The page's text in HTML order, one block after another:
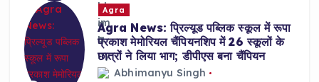
Agra
Agra News: प्रिल्यूड पब्लिक स्कूल में रूपा
प्रकाश मेमोरियल चैंपियनशिप में 26 स्कूलों के
छात्रों ने लिया भाग; डीपीएस बना चैंपियन
Abhimanyu Singh